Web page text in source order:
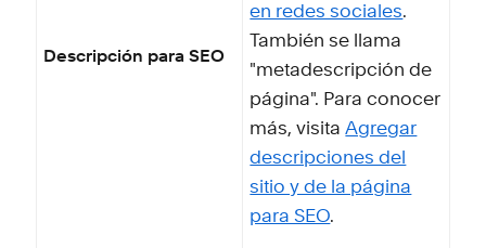
Descripción para SEO
en redes sociales.
También se llama
"metadescripción de
página". Para conocer
más, visitaAgregar
descripciones del
sitio y de la página
para SEO.